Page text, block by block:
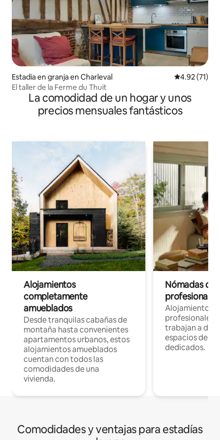
Estadía en granja en Charleval Calificación
4.92 (71)
El taller de la Ferme du Thuit
La comodidad de un hogar y unos
precios mensuales fantásticos
Alojamientos
completamente
amueblados
Desde tranquilas cabañas de
montaña hasta convenientes
apartamentos urbanos, estos
alojamientos amueblados
cuentan con todos las
comodidades de una
vivienda.
Nómadas
Alojamientos
profesionales
trabajan a
espacios de
dedicados.
Comodidades y ventajas para estadías